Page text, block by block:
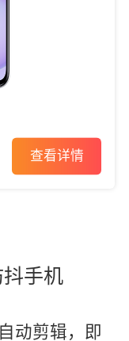
查看详情
手机
动剪辑，即